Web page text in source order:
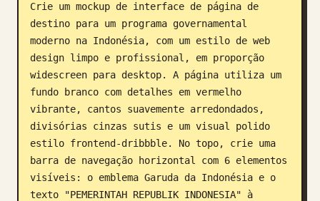
Atualizações
Crie um mockup de interface de página de
destino para um programa governamental
moderno na Indonésia, com um estilo de web
design limpo e profissional, em proporção
widescreen para desktop. A página utiliza um
fundo branco com detalhes em vermelho
vibrante, cantos suavemente arredondados,
divisórias cinzas sutis e um visual polido
estilo frontend-dribbble. No topo, crie uma
barra de navegação horizontal com 6 elementos
visíveis: o emblema Garuda da Indonésia e o
texto "PEMERINTAH REPUBLIK INDONESIA" à